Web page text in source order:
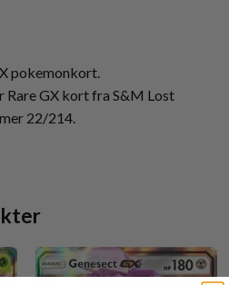
pokemonkort.
Rare GX kort fra S&M Lost
22/214.